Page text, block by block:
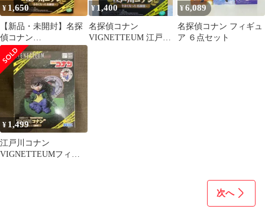
¥ 1,650
【新品・未開封】名探
偵コナン
VIGNETTEUM 江戸川
コナン
¥1,400
名探偵コナン
VIGNETTEUM 江戸川
¥6,089
名探偵コナン フィギュ
ア ６点セット
¥ 1,499
江戸川コナン
VIGNETTEUMフィギ
次へ